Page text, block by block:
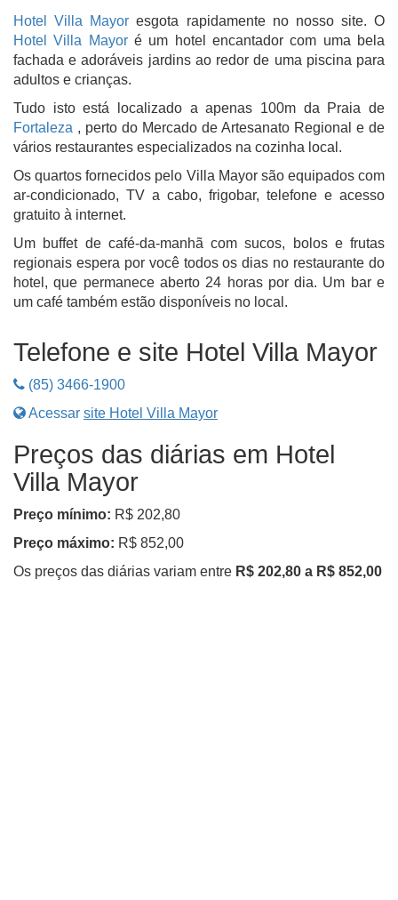
Hotel Villa Mayor esgota rapidamente no nosso site. O
Hotel Villa Mayoré um hotel encantador com uma bela
fachada e adoráveis jardins ao redor de uma piscina para
adultos e crianças.
Tudo isto está localizado a apenas 100m da Praia de
Fortaleza , perto do Mercado de Artesanato Regional e de
vários restaurantes especializados na cozinha local.
Os quartos fornecidos pelo Villa Mayor são equipados com
ar-condicionado, TV a cabo, frigobar, telefone e acesso
gratuito à internet.
Um buffet de café-da-manhã com sucos, bolos e frutas
regionais espera por você todos os dias no restaurante do
hotel, que permanece aberto 24 horas por dia. Um bar e
um café também estão disponíveis no local.
Telefone e site Hotel Villa Mayor
(85) 3466-1900
Acessar site Hotel Villa Mayor
Preços das diárias em Hotel
Villa Mayor
Preço mínimo: R$ 202,80
Preço máximo: R$ 852,00
Os preços das diárias variam entre R$ 202,80 a R$ 852,00